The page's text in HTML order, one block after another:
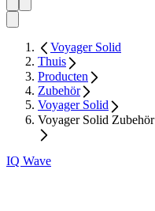
Voyager Solid
Thuis
Producten
Zubehör
Voyager Solid
Voyager Solid Zubehör
IQ Wave